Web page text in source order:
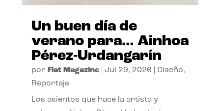
Un buen día de
verano para… Ainhoa
Pérez-Urdangarín
por Flat Magazine| Jul 29, 2026 Diseño,
Reportaje
Los asientos que hace la artista y